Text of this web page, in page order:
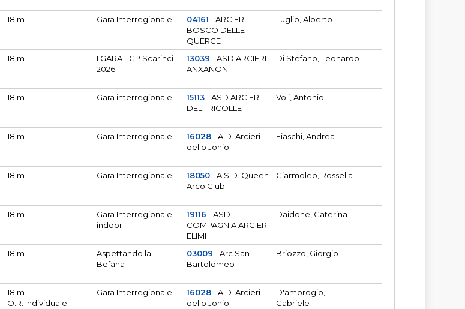
18 m Gara Interregionale 04161 - ARCIERI
BOSCO DELLE
QUERCE
Luglio, Alberto
18 m
I GARA - GP Scarinci
2026
13039 - ASD ARCIERI
ANXANON
Di Stefano, Leonardo
18 m Gara interregionale 15113- ASD ARCIERI
DEL TRICOLLE
Voli, Antonio
18 m Gara Interregionale 16028- A.D. Arcieri
dello Jonio
Fiaschi, Andrea
18 m Gara Interregionale 18050- A.S.D. Queen
Arco Club
Giarmoleo, Rossella
18 m
Gara Interregionale
indoor
19116 - ASD
COMPAGNIA ARCIERI
ELIMI
Daidone, Caterina
18 m
Aspettando la
Befana
03009 - Arc.San
Bartolomeo
Briozzo, Giorgio
18 m
O.R. Individuale
Gara Interregionale 16028- A.D. Arcieri
dello Jonio
D'ambrogio,
Gabriele